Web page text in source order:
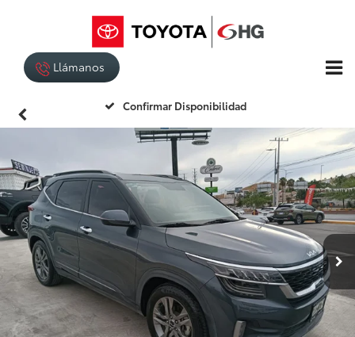
Llámanos
Confirmar Disponibilidad